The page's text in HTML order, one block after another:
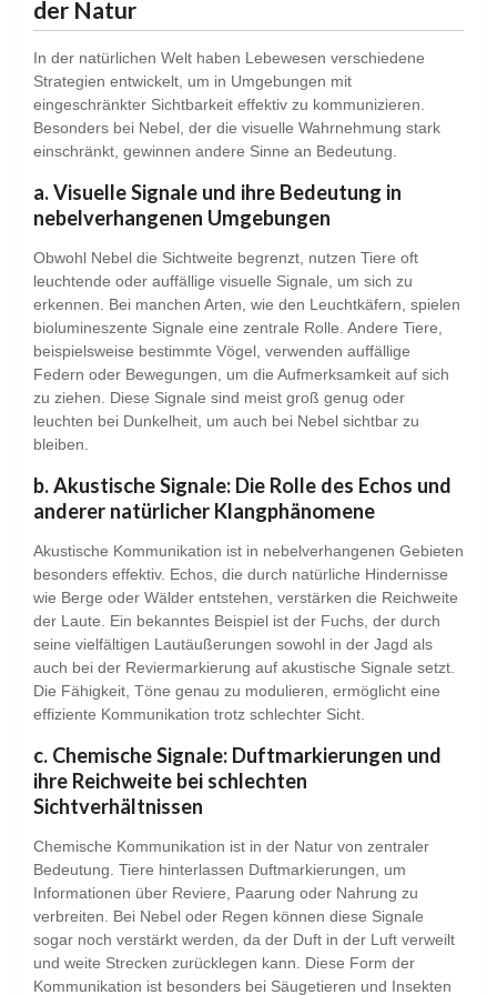
der Natur
In der natürlichen Welt haben Lebewesen verschiedene
Strategien entwickelt, um in Umgebungen mit
eingeschränkter Sichtbarkeit effektiv zu kommunizieren.
Besonders bei Nebel, der die visuelle Wahrnehmung stark
einschränkt, gewinnen andere Sinne an Bedeutung.
a. Visuelle Signale und ihre Bedeutung in
nebelverhangenen Umgebungen
Obwohl Nebel die Sichtweite begrenzt, nutzen Tiere oft
leuchtende oder auffällige visuelle Signale, um sich zu
erkennen. Bei manchen Arten, wie den Leuchtkäfern, spielen
biolumineszente Signale eine zentrale Rolle. Andere Tiere,
beispielsweise bestimmte Vögel, verwenden auffällige
Federn oder Bewegungen, um die Aufmerksamkeit auf sich
zu ziehen. Diese Signale sind meist groß genug oder
leuchten bei Dunkelheit, um auch bei Nebel sichtbar zu
bleiben.
b. Akustische Signale: Die Rolle des Echos und
anderer natürlicher Klangphänomene
Akustische Kommunikation ist in nebelverhangenen Gebieten
besonders effektiv. Echos, die durch natürliche Hindernisse
wie Berge oder Wälder entstehen, verstärken die Reichweite
der Laute. Ein bekanntes Beispiel ist der Fuchs, der durch
seine vielfältigen Lautäußerungen sowohl in der Jagd als
auch bei der Reviermarkierung auf akustische Signale setzt.
Die Fähigkeit, Töne genau zu modulieren, ermöglicht eine
effiziente Kommunikation trotz schlechter Sicht.
c. Chemische Signale: Duftmarkierungen und
ihre Reichweite bei schlechten
Sichtverhältnissen
Chemische Kommunikation ist in der Natur von zentraler
Bedeutung. Tiere hinterlassen Duftmarkierungen, um
Informationen über Reviere, Paarung oder Nahrung zu
verbreiten. Bei Nebel oder Regen können diese Signale
sogar noch verstärkt werden, da der Duft in der Luft verweilt
und weite Strecken zurücklegen kann. Diese Form der
Kommunikation ist besonders bei Säugetieren und Insekten